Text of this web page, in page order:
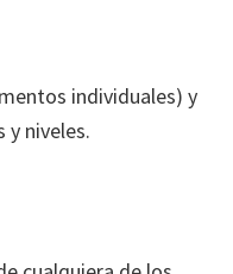
individuales) y
y niveles.